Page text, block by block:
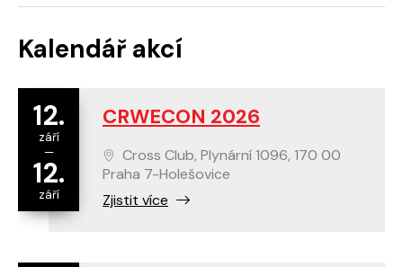
Kalendář akcí
CRWECON 2026
Cross Club, Plynární 1096, 170 00
Praha 7-Holešovice
Zjistit více
12.
září
—
12.
září